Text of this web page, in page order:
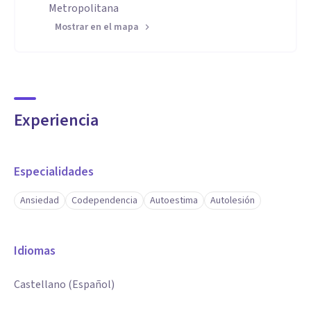
Metropolitana
Mostrar en el mapa
Experiencia
Especialidades
Ansiedad Codependencia Autoestima Autolesión
Idiomas
Castellano (Español)